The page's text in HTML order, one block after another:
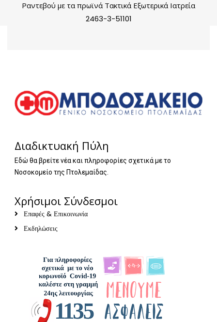
Ραντεβού με τα πρωϊνά Τακτικά Εξωτερικά Ιατρεία
2463-3-51101
Διαδικτυακή Πύλη
Εδώ θα βρείτε νέα και πληροφορίες σχετικά με το
Νοσοκομείο της Πτολεμαίδας.
Χρήσιμοι Σύνδεσμοι
Επαφές & Επικοινωνία
Εκδηλώσεις